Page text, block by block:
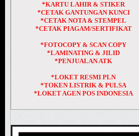
*KARTU LAHIR & STIKER
*CETAK GANTUNGAN KUNCI
*CETAK NOTA & STEMPEL
*CETAK PIAGAM/SERTIFIKAT
*FOTOCOPY & SCAN COPY
*LAMINATING & JILID
*PENJUALAN ATK
*LOKET RESMI PLN
*TOKEN LISTRIK & PULSA
*LOKET AGEN POS INDONESIA